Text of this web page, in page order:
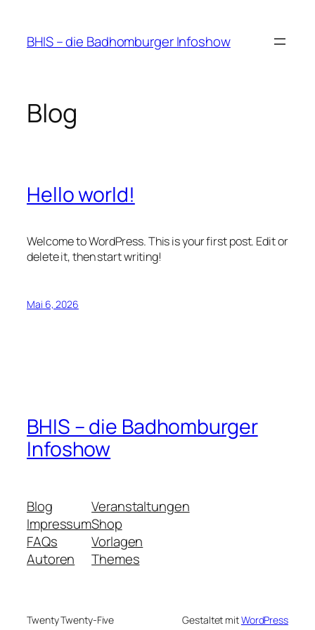
springen
BHIS – die Badhomburger Infoshow
Blog
Hello world!
Welcome to WordPress. This is your first post. Edit or
delete it, then start writing!
Mai 6, 2026
BHIS – die Badhomburger
Infoshow
Blog
Impressum
FAQs
Autoren
Veranstaltungen
Shop
Vorlagen
Themes
Twenty Twenty-Five Gestaltet mitWordPress